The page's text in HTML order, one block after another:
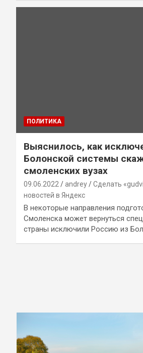
ПОЛИТИКА
Выяснилось, как
Болонской системы
смоленских вузах
09.06.2022 andrey
Сделать
новостей в Яндекс
В некоторые направления
Смоленска может вернуться
страны исключили Россию из